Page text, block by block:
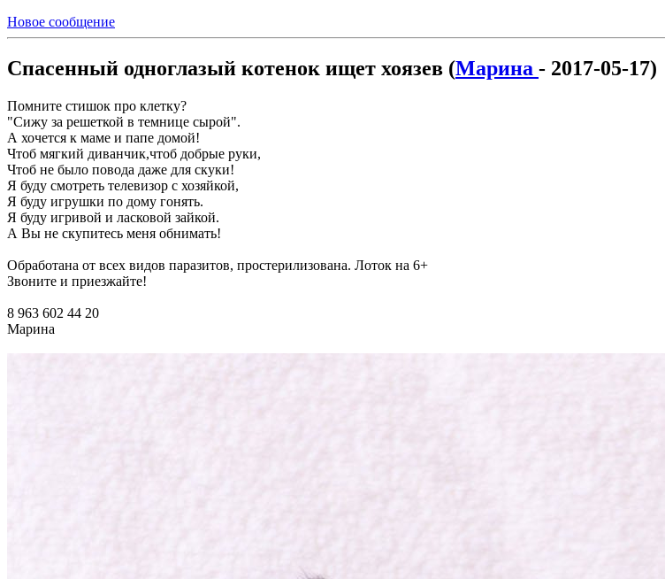
Новое сообщение
Спасенный одноглазый котенок ищет хоязев (Марина - 2017-05-17)
Помните стишок про клетку?
"Сижу за решеткой в темнице сырой".
А хочется к маме и папе домой!
Чтоб мягкий диванчик,чтоб добрые руки,
Чтоб не было повода даже для скуки!
Я буду смотреть телевизор с хозяйкой,
Я буду игрушки по дому гонять.
Я буду игривой и ласковой зайкой.
А Вы не скупитесь меня обнимать!
Обработана от всех видов паразитов, простерилизована. Лоток на 6+
Звоните и приезжайте!
8 963 602 44 20
Марина